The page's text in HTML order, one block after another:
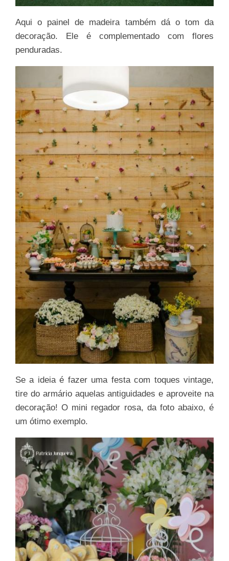
Aqui o painel de madeira também dá o tom da
decoração. Ele é complementado com flores
penduradas.
Se a ideia é fazer uma festa com toques vintage,
tire do armário aquelas antiguidades e aproveite na
decoração! O mini regador rosa, da foto abaixo, é
um ótimo exemplo.